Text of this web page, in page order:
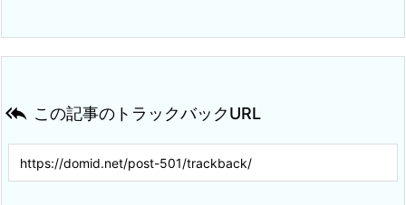
 この記事のトラックバックURL